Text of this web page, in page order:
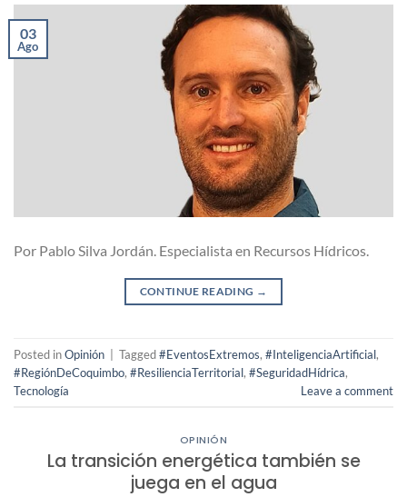
03
Ago
Por Pablo Silva Jordán. Especialista en Recursos Hídricos.
CONTINUE READING →
Posted inOpinión Tagged#EventosExtremos, #InteligenciaArtificial,
#RegiónDeCoquimbo, #ResilienciaTerritorial, #SeguridadHídrica,
Tecnología
Leave a comment
OPINIÓN
La transición energética también se
juega en el agua